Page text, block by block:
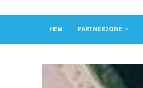
HEM PARTNERZONE